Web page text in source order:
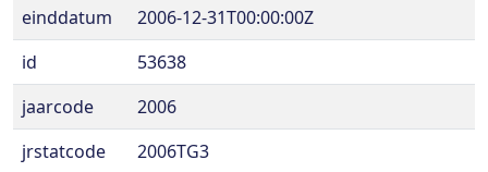
einddatum
2006-12-31T00:00:00Z
id
53638
jaarcode
2006
jrstatcode
2006TG3